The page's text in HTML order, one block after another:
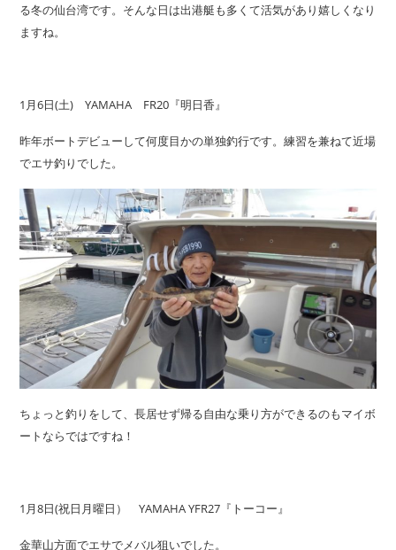
サービス案内 イベント情報
求人情報 会社概要
る冬の仙台湾です。そんな日は出港艇も多くて活気があり嬉しくなり
ますね。
1月6日(土) YAMAHA FR20『明日香』
昨年ボートデビューして何度目かの単独釣行です。練習を兼ねて近場
でエサ釣りでした。
ちょっと釣りをして、長居せず帰る自由な乗り方ができるのもマイボ
ートならではですね！
1月8日(祝日月曜日） YAMAHA YFR27『トーコー』
金華山方面でエサでメバル狙いでした。